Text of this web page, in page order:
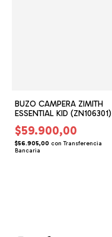
BUZO CAMPERA ZIMITH
ESSENTIAL KID (ZN106301)
$59.900,00
$56.905,00 con Transferencia
Bancaria